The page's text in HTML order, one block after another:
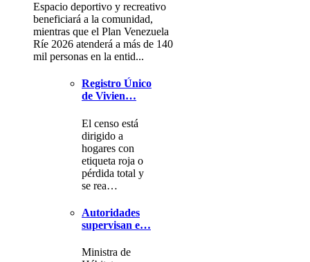
Espacio deportivo y recreativo
beneficiará a la comunidad,
mientras que el Plan Venezuela
Ríe 2026 atenderá a más de 140
mil personas en la entid...
Registro Único
de Vivien…
El censo está
dirigido a
hogares con
etiqueta roja o
pérdida total y
se rea…
Autoridades
supervisan e…
Ministra de